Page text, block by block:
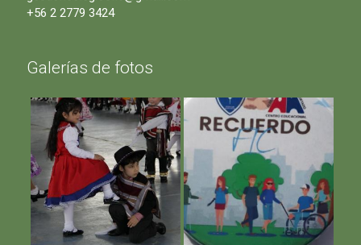
+56 2 2779 3424
Galerías de fotos